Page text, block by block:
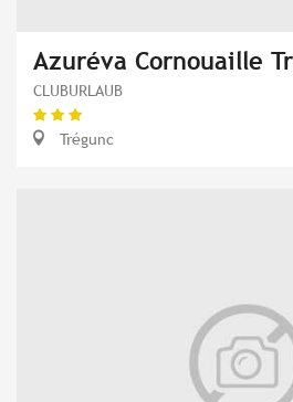
Azuréva Cornouaille
CLUBURLAUB
Trégunc